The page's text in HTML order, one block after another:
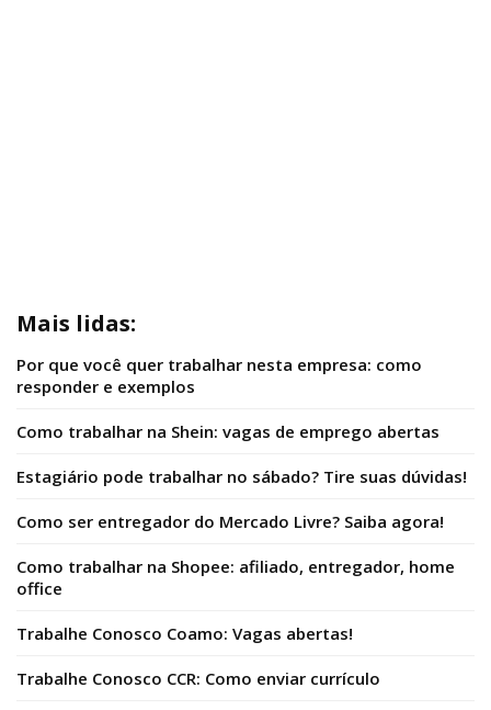
Mais lidas:
Por que você quer trabalhar nesta empresa: como
responder e exemplos
Como trabalhar na Shein: vagas de emprego abertas
Estagiário pode trabalhar no sábado? Tire suas dúvidas!
Como ser entregador do Mercado Livre? Saiba agora!
Como trabalhar na Shopee: afiliado, entregador, home
office
Trabalhe Conosco Coamo: Vagas abertas!
Trabalhe Conosco CCR: Como enviar currículo